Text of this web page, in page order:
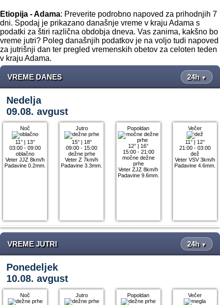
Etiopija - Adama: Preverite podrobno napoved za prihodnjih 7
dni. Spodaj je prikazano današnje vreme v kraju Adama s
podatki za štiri različna obdobja dneva. Vas zanima, kakšno bo
vreme jutri? Poleg današnjih podatkov je na voljo tudi napoved
za jutrišnji dan ter pregled vremenskih obetov za celoten teden
v kraju Adama.
VREME DANES 24h ▼
Nedelja
09.08. avgust
Noč
11° | 13°
03:00 - 09:00
oblačno
Veter JJZ 8km/h
Padavine 0.2mm.
Jutro
15°| 18°
09:00 - 15:00
dežne prhe
Veter Z 7km/h
Padavine 3.3mm.
Popoldan
12° | 16°
15:00 - 21:00
močne dežne
prhe
Veter ZJZ 8km/h
Padavine 9.6mm.
Večer
11°| 12°
21:00 - 03:00
dež
Veter VSV 3km/h
Padavine 4.6mm.
VREME JUTRI 24h ▼
Ponedeljek
10.08. avgust
Noč Jutro Popoldan Večer